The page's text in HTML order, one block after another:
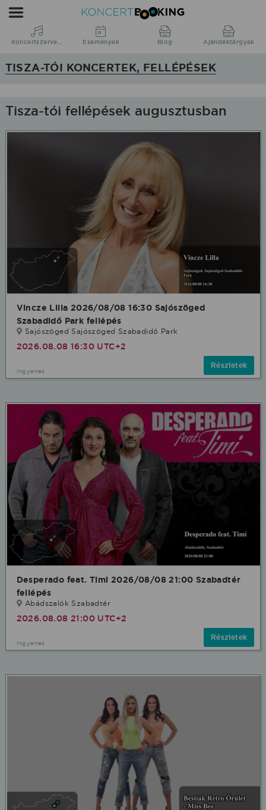
Koncertbooking
Koncertszervezés
Koncertek
tó
Koncertszervezés Események Blog Ajándéktárgyak
TISZA-TÓI KONCERTEK, FELLÉPÉSEK
Tisza-tói fellépések augusztusban
Vincze Lilla 2026/08/08 16:30 Sajószöged
Szabadidő Park fellépés
Sajószöged Sajószöged Szabadidő Park
2026.08.08 16:30 UTC+2
Ingyenes
Részletek
Desperado feat. Timi 2026/08/08 21:00 Szabadtér
fellépés
Abádszalók Szabadtér
2026.08.08 21:00 UTC+2
Ingyenes
Részletek